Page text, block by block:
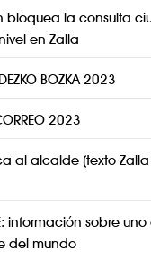
bloquea la consulta
en Zalla
BOZKA 2023
2023
al alcalde (texto Zalla
información sobre
del mundo